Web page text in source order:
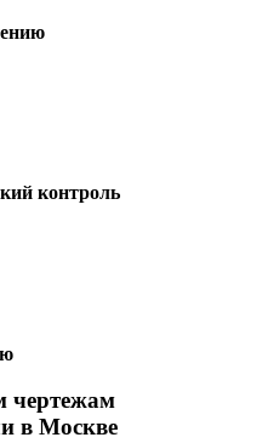
контроль
чертежам
в Москве